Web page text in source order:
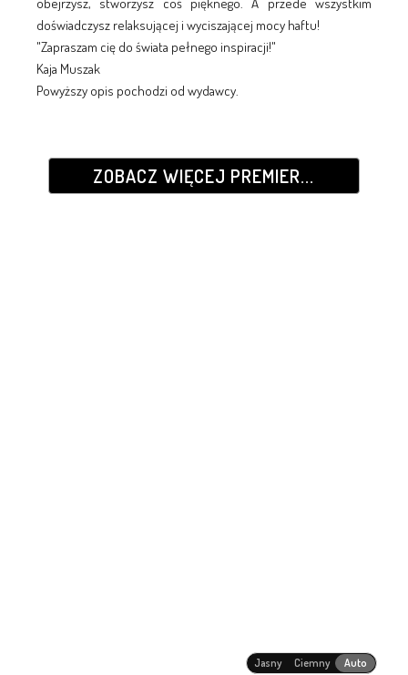
doświadczysz relaksującej i wyciszającej mocy haftu!
"Zapraszam cię do świata pełnego inspiracji!"
Kaja Muszak
Powyższy opis pochodzi od wydawcy.
ZOBACZ WIĘCEJ PREMIER...
Jasny Ciemny Auto